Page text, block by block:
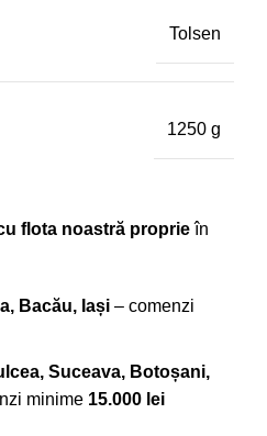
Tolsen
1250 g
flota noastră proprieîn
Bacău, Iași – comenzi
Suceava, Botoșani,
minime 15.000 lei